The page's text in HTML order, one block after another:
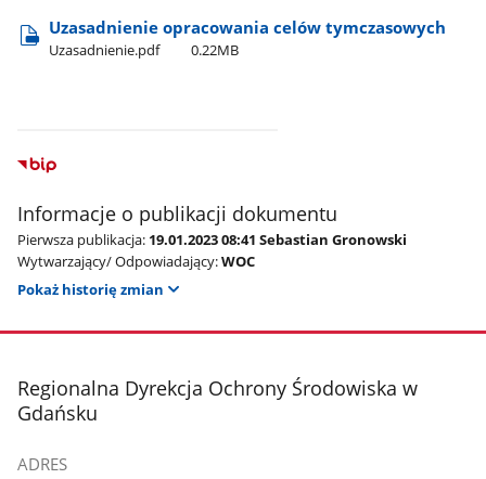
Uzasadnienie opracowania celów tymczasowych
Uzasadnienie.pdf 0.22MB
Informacje o publikacji dokumentu
Pierwsza publikacja: 19.01.2023 08:41 Sebastian Gronowski
Wytwarzający/ Odpowiadający:WOC
Pokaż historię zmian
stopka
Regionalna Dyrekcja Ochrony Środowiska w
Gdańsku
ADRES